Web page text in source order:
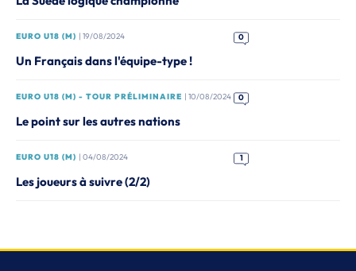
EURO U18 (M) | 19/08/2024 0
Un Français dans l'équipe-type !
EURO U18 (M) - TOUR PRÉLIMINAIRE | 10/08/2024 0
Le point sur les autres nations
EURO U18 (M) | 04/08/2024 1
Les joueurs à suivre (2/2)